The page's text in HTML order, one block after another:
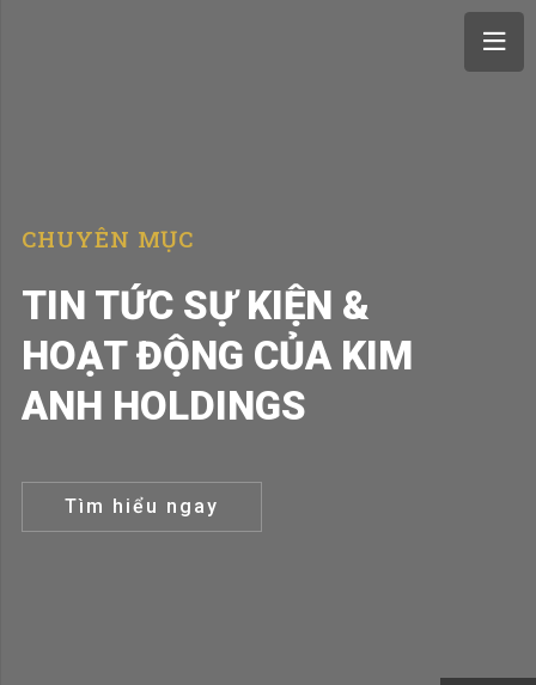
TIN TỨC SỰ KIỆN &
HOẠT ĐỘNG CỦA KIM
ANH HOLDINGS
CHUYÊN MỤC
Tìm hiểu ngay